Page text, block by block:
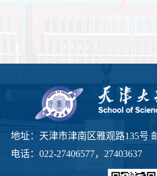
地址：天津市津南区雅观路135号
电话：022-27406577，27403637